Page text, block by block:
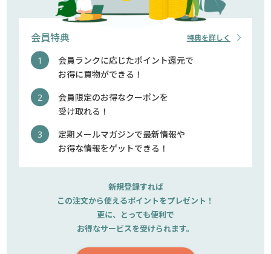
会員特典
会員ランクに応じたポイント還元で
お得に買物ができる！
会員限定のお得なクーポンを
受け取れる！
定期メールマガジンで最新情報や
お得な情報をゲットできる！
特典を詳しく
新規登録すれば
この注文から使えるポイントをプレゼント！
更に、とっても便利で
お得なサービスを受けられます。